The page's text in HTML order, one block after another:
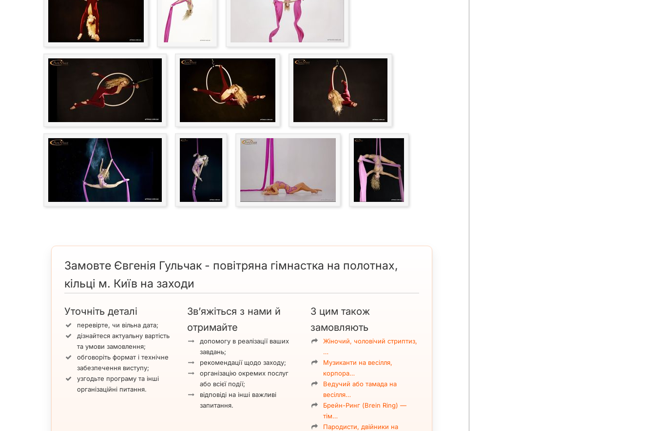
Замовте Євгенія Гульчак - повітряна гімнастка на полотнах,
кільці м. Київ на заходи
Уточніть деталі
перевірте, чи вільна дата;
дізнайтеся актуальну вартість
та умови замовлення;
обговоріть формат і технічне
забезпечення виступу;
узгодьте програму та інші
організаційні питання.
Зв’яжіться з нами й
отримайте
допомогу в реалізації ваших
завдань;
рекомендації щодо заходу;
організацію окремих послуг
або всієї події;
відповіді на інші важливі
запитання.
З цим також
замовляють
Жіночий, чоловічий стриптиз,
…
Музиканти на весілля,
корпора…
Ведучий або тамада на
весілля…
Брейн-Ринг (Brein Ring) —
тім…
Пародисти, двійники на